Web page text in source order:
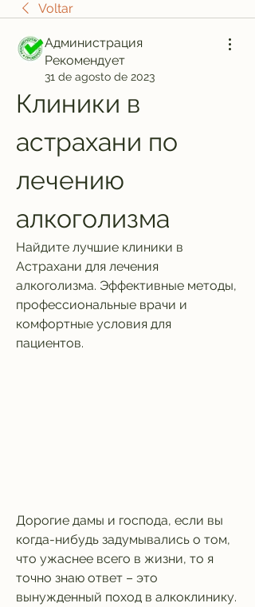
Voltar
Администрация
Рекомендует
31 de agosto de 2023
Клиники в
астрахани по
лечению
алкоголизма
Найдите лучшие клиники в
Астрахани для лечения
алкоголизма. Эффективные методы,
профессиональные врачи и
комфортные условия для
пациентов.
Дорогие дамы и господа, если вы
когда-нибудь задумывались о том,
что ужаснее всего в жизни, то я
точно знаю ответ – это
вынужденный поход в алкоклинику.